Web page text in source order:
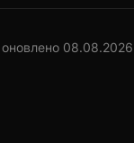
оновлено